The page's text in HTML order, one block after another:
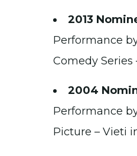
2013
Performance
Comedy Series
2004
Performance
Picture – Vieti